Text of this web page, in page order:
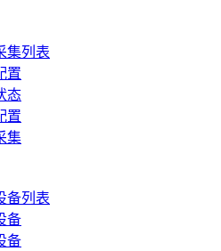
集列表
置
态
置
集
备列表
备
备